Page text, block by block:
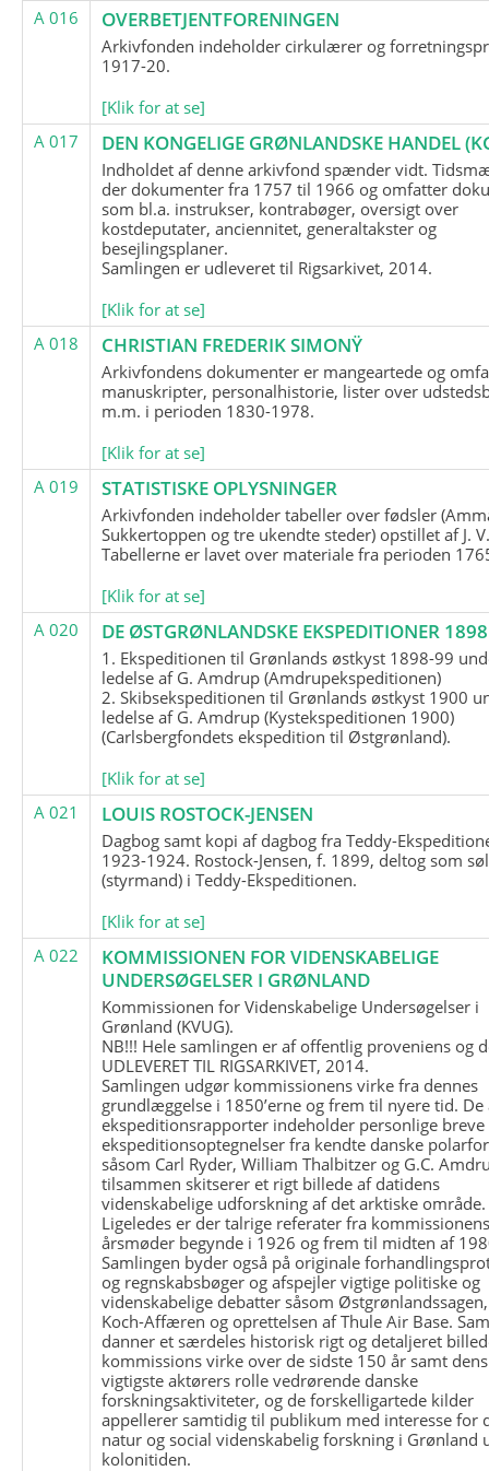
A 016 OVERBETJENTFORENINGEN
Arkivfonden indeholder cirkulærer og
1917-20.
[Klik for at se]
A 017
DEN KONGELIGE GRØNLANDSKE HANDEL
Indholdet af denne arkivfond spænder vidt.
der dokumenter fra 1757 til 1966 og omfatter
som bl.a. instrukser, kontrabøger, oversigt over
kostdeputater, anciennitet, generaltakster og
besejlingsplaner.
Samlingen er udleveret til Rigsarkivet, 2014.
[Klik for at se]
A 018
CHRISTIAN FREDERIK SIMONŸ
Arkivfondens dokumenter er mangeartede og
manuskripter, personalhistorie, lister over
m.m. i perioden 1830-1978.
[Klik for at se]
A 019
STATISTISKE OPLYSNINGER
Arkivfonden indeholder tabeller over fødsler
Sukkertoppen og tre ukendte steder) opstillet af J.
Tabellerne er lavet over materiale fra perioden
[Klik for at se]
A 020
DE ØSTGRØNLANDSKE EKSPEDITIONER
1. Ekspeditionen til Grønlands østkyst 1898-99
ledelse af G. Amdrup (Amdrupekspeditionen)
2. Skibsekspeditionen til Grønlands østkyst 1900
ledelse af G. Amdrup (Kystekspeditionen 1900)
(Carlsbergfondets ekspedition til Østgrønland).
[Klik for at se]
A 021
LOUIS ROSTOCK-JENSEN
Dagbog samt kopi af dagbog fra Teddy-
1923-1924. Rostock-Jensen, f. 1899, deltog som
(styrmand) i Teddy-Ekspeditionen.
[Klik for at se]
A 022
KOMMISSIONEN FOR VIDENSKABELIGE
UNDERSØGELSER I GRØNLAND
Kommissionen for Videnskabelige Undersøgelser i
Grønland (KVUG).
NB!!! Hele samlingen er af offentlig proveniens og
UDLEVERET TIL RIGSARKIVET, 2014.
Samlingen udgør kommissionens virke fra dennes
grundlæggelse i 1850’erne og frem til nyere tid.
ekspeditionsrapporter indeholder personlige breve
ekspeditionsoptegnelser fra kendte danske
såsom Carl Ryder, William Thalbitzer og G.C.
tilsammen skitserer et rigt billede af datidens
videnskabelige udforskning af det arktiske område.
Ligeledes er der talrige referater fra
årsmøder begynde i 1926 og frem til midten af
Samlingen byder også på originale
og regnskabsbøger og afspejler vigtige politiske og
videnskabelige debatter såsom
Koch-Affæren og oprettelsen af Thule Air Base.
danner et særdeles historisk rigt og detaljeret
kommissions virke over de sidste 150 år samt dens
vigtigste aktørers rolle vedrørende danske
forskningsaktiviteter, og de forskelligartede kilder
appellerer samtidig til publikum med interesse for
natur og social videnskabelig forskning i Grønland
kolonitiden.